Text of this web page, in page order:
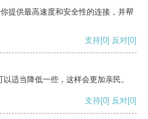
提供最高速度和安全性的连接，并帮
支持[0] 反对[0]
适当降低一些，这样会更加亲民。
支持[0] 反对[0]